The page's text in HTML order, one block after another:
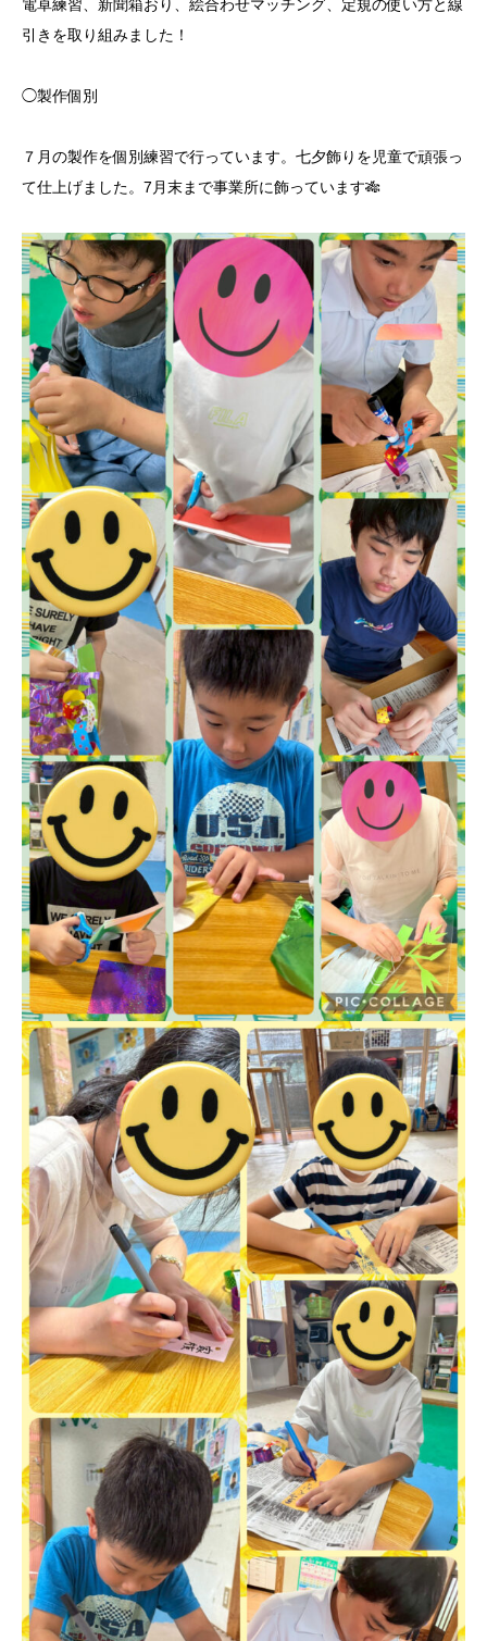
電卓練習、新聞箱おり、絵合わせマッチング、定規の使い方と線
引きを取り組みました！
◯製作個別
７月の製作を個別練習で行っています。七夕飾りを児童で頑張っ
て仕上げました。7月末まで事業所に飾っています🎋